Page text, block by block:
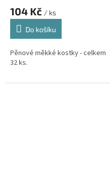
104 Kč / ks
Do košíku
Pěnové měkké kostky - celkem
32 ks.